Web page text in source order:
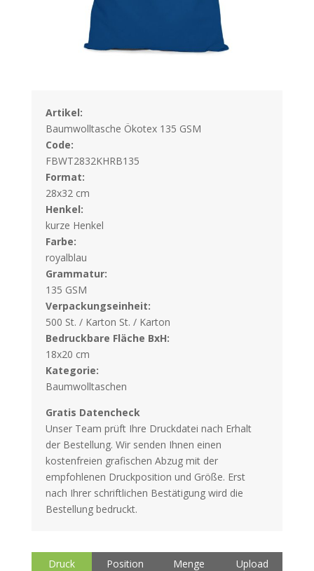
Artikel:
Baumwolltasche Ökotex 135 GSM
Code:
FBWT2832KHRB135
Format:
28x32 cm
Henkel:
kurze Henkel
Farbe:
royalblau
Grammatur:
135 GSM
Verpackungseinheit:
500 St. / Karton St. / Karton
Bedruckbare Fläche BxH:
18x20 cm
Kategorie:
Baumwolltaschen
Gratis Datencheck
Unser Team prüft Ihre Druckdatei nach Erhalt
der Bestellung. Wir senden Ihnen einen
kostenfreien grafischen Abzug mit der
empfohlenen Druckposition und Größe. Erst
nach Ihrer schriftlichen Bestätigung wird die
Bestellung bedruckt.
Druck Position Menge Upload